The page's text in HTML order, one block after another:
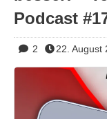
Podcast
2 22. August